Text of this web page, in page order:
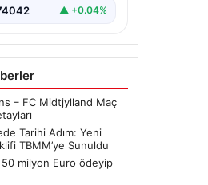
▲ +0.04%
– FC Midtjylland Maç
Tarihi Adım: Yeni
TBMM’ye Sunuldu
milyon Euro ödeyip